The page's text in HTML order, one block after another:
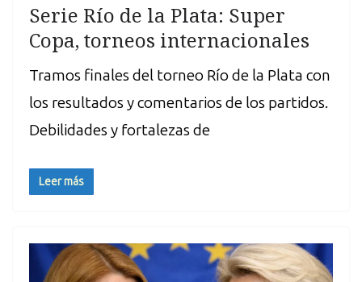
Serie Río de la Plata: Super
Copa, torneos internacionales
Tramos finales del torneo Río de la Plata con
los resultados y comentarios de los partidos.
Debilidades y fortalezas de
Leer más